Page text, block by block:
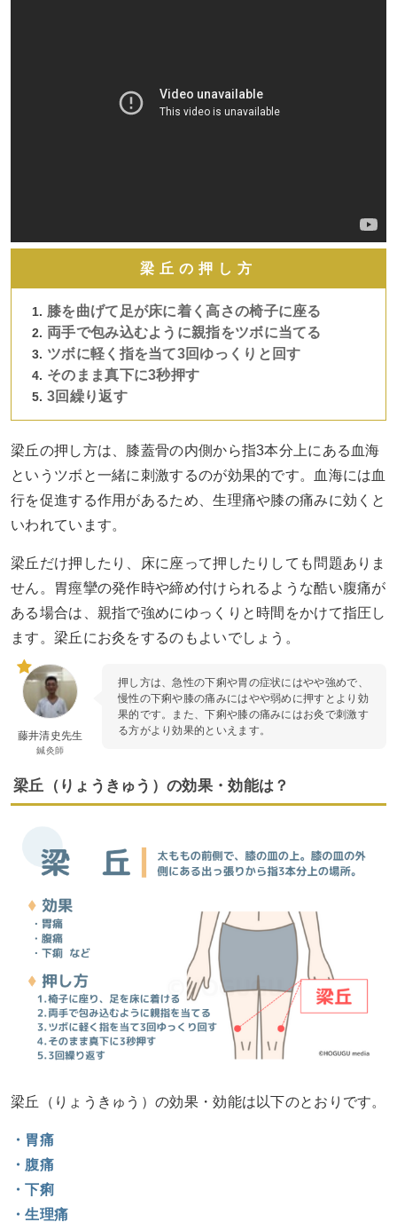
梁丘の押し方
膝を曲げて足が床に着く高さの椅子に座る
両手で包み込むように親指をツボに当てる
ツボに軽く指を当て3回ゆっくりと回す
そのまま真下に3秒押す
3回繰り返す
梁丘の押し方は、膝蓋骨の内側から指3本分上にある血海
というツボと一緒に刺激するのが効果的です。血海には血
行を促進する作用があるため、生理痛や膝の痛みに効くと
いわれています。
梁丘だけ押したり、床に座って押したりしても問題ありま
せん。胃痙攣の発作時や締め付けられるような酷い腹痛が
ある場合は、親指で強めにゆっくりと時間をかけて指圧し
ます。梁丘にお灸をするのもよいでしょう。
藤井清史先生
鍼灸師
押し方は、急性の下痢や胃の症状にはやや強めで、
慢性の下痢や膝の痛みにはやや弱めに押すとより効
果的です。また、下痢や膝の痛みにはお灸で刺激す
る方がより効果的といえます。
梁丘（りょうきゅう）の効果・効能は？
梁丘（りょうきゅう）の効果・効能は以下のとおりです。
・胃痛
・腹痛
・下痢
・生理痛